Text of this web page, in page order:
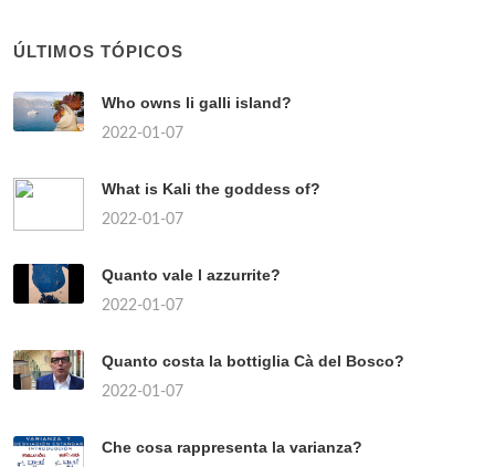
ÚLTIMOS TÓPICOS
Who owns li galli island?
2022-01-07
What is Kali the goddess of?
2022-01-07
Quanto vale l azzurrite?
2022-01-07
Quanto costa la bottiglia Cà del Bosco?
2022-01-07
Che cosa rappresenta la varianza?